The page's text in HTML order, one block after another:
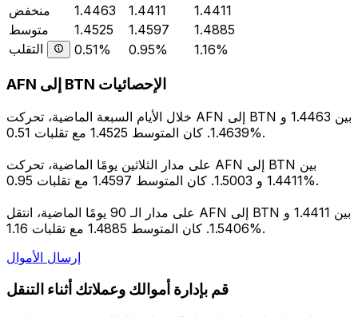
منخفض
1.4463 1.4411
1.4411
متوسط
1.4525 1.4597
1.4885
التقلب
0.51% 0.95% 1.16%
AFN إلى BTN الإحصائيات
خلال الأيام السبعة الماضية، تحركت AFN إلى BTN بين 1.4463 و
1.4639. كان المتوسط 1.4525 مع تقلبات 0.51%.
على مدار الثلاثين يومًا الماضية، تحركت AFN إلى BTN بين
1.4411 و 1.5003. كان المتوسط 1.4597 مع تقلبات 0.95%.
على مدار الـ 90 يومًا الماضية، انتقل AFN إلى BTN بين 1.4411 و
1.5406. كان المتوسط 1.4885 مع تقلبات 1.16%.
إرسال الأموال
قم بإدارة أموالك وعملاتك أثناء التنقل